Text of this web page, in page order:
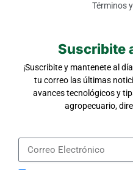
Términos
Suscribite
¡Suscribite y mantenete al
tu correo las últimas
avances tecnológicos y
agropecuario,